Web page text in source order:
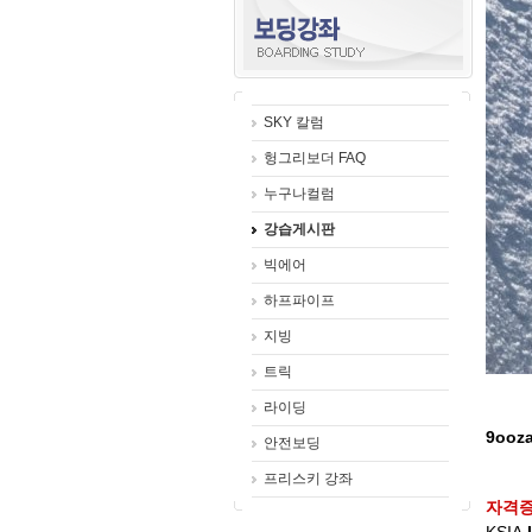
SKY 칼럼
헝그리보더 FAQ
누구나컬럼
강습게시판
빅에어
하프파이프
지빙
트릭
라이딩
안전보딩
프리스키 강좌
자격